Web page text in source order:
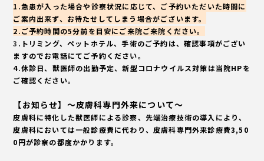
1.急患が入った場合や診察状況に応じて、ご予約いただいた時間に
ご案内出来ず、お待たせしてしまう場合がございます。
2.ご予約時間の5分前を目安にご来院ご来院ください。
3 . トリミング、ペットホテル、手術のご予約は、確認事項がござい
ますのでお電話にてご予約ください。
4.休診日、獣医師の出勤予定、新型コロナウイルス対策は当院HPを
ご確認ください。
【お知らせ】～皮膚科専門外来について～
皮膚科に特化した獣医師による診察、先端治療技術の導入により、
皮膚科においては一般診療費に代わり、皮膚科専門外来診療費3,50
0円が診察の都度かかります。